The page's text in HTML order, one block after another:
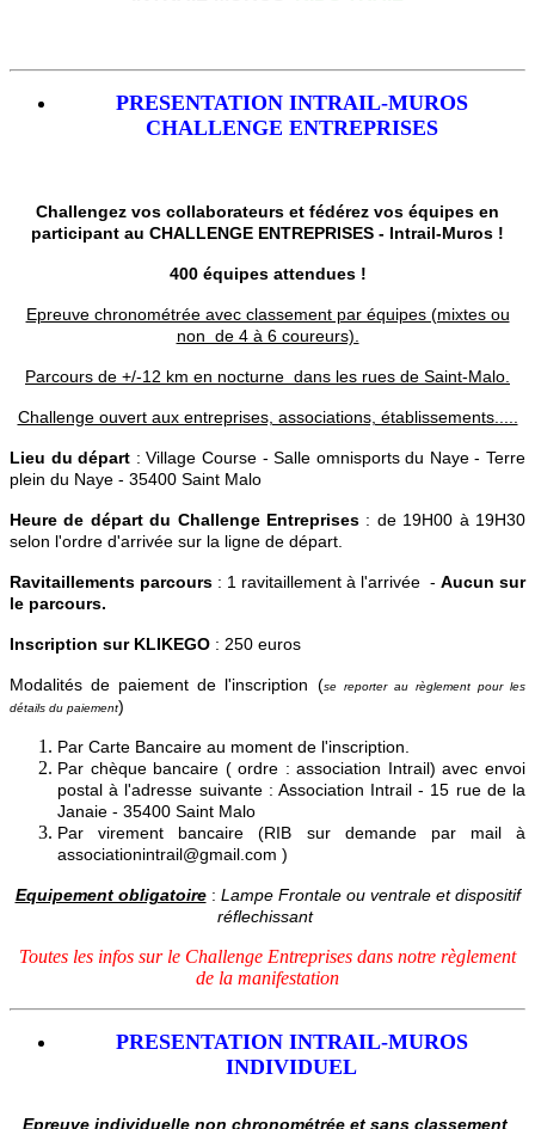
PRESENTATION INTRAIL-MUROS
CHALLENGE ENTREPRISES
Challengez vos collaborateurs et fédérez vos équipes en
participant au CHALLENGE ENTREPRISES - Intrail-Muros !
400 équipes attendues !
Epreuve chronométrée avec classement par équipes (mixtes ou
non de 4 à 6 coureurs).
Parcours de +/-12 km en nocturne dans les rues de Saint-Malo.
Challenge ouvert aux entreprises, associations, établissements.....
Lieu du départ : Village Course - Salle omnisports du Naye - Terre
plein du Naye - 35400 Saint Malo
Heure de départ du Challenge Entreprises : de 19H00 à 19H30
selon l'ordre d'arrivée sur la ligne de départ.
Ravitaillements parcours : 1 ravitaillement à l'arrivée - Aucun sur
le parcours.
Inscription sur KLIKEGO : 250 euros
Modalités de paiement de l'inscription (se reporter au règlement pour les
détails du paiement)
Par Carte Bancaire au moment de l'inscription.
Par chèque bancaire ( ordre : association Intrail) avec envoi
postal à l'adresse suivante : Association Intrail - 15 rue de la
Janaie - 35400 Saint Malo
Par virement bancaire (RIB sur demande par mail à
associationintrail@gmail.com )
Equipement obligatoire : Lampe Frontale ou ventrale et dispositif
réflechissant
Toutes les infos sur le Challenge Entreprises dans notre règlement
de la manifestation
PRESENTATION INTRAIL-MUROS
INDIVIDUEL
Epreuve individuelle non chronométrée et sans classement